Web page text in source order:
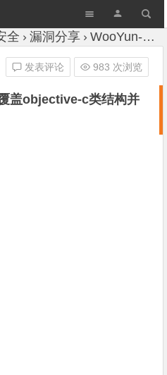
全 漏洞分享 WooYun-Drops
盖objective-c类结构并
发表评论 983 次浏览